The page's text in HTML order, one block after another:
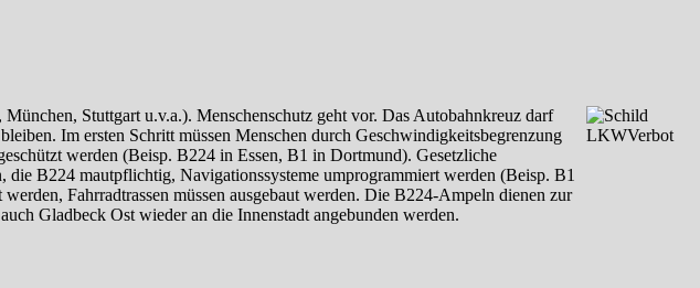
Stuttgart u.v.a.). Menschenschutz geht vor. Das Autobahnkreuz darf
Im ersten Schritt müssen Menschen durch Geschwindigkeitsbegrenzung
werden (Beisp. B224 in Essen, B1 in Dortmund). Gesetzliche
die B224 mautpflichtig, Navigationssysteme umprogrammiert werden (Beisp. B1
Fahrradtrassen müssen ausgebaut werden. Die B224-Ampeln dienen zur
Gladbeck Ost wieder an die Innenstadt angebunden werden.